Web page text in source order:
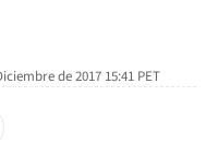
de 2017 15:41 PET